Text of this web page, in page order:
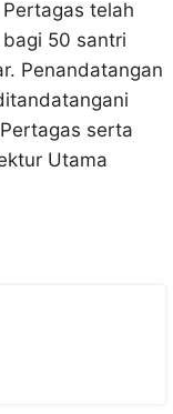
telah
50 santri
Penandatangan
serta
Utama